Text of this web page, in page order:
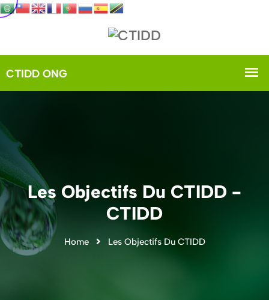
Les Objectifs Du CTIDD -
CTIDD
Home Les Objectifs Du CTIDD